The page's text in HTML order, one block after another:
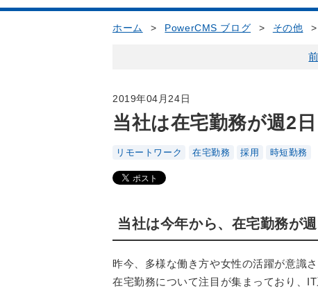
ホーム > PowerCMS ブログ > その他 >
2019年04月24日
当社は在宅勤務が週2
リモートワーク 在宅勤務 採用 時短勤務
当社は今年から、在宅勤務が
昨今、多様な働き方や女性の活躍が意識
在宅勤務について注目が集まっており、